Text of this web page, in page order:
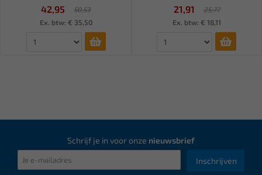
42,95
50,53
Ex. btw: € 35,50
21,91
25,77
Ex. btw: € 18,11
Schrijf je in voor onze nieuwsbrief
Inschrijven